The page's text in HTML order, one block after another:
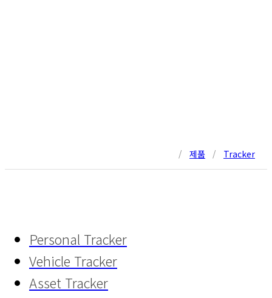
/ 제품 / Tracker
Personal Tracker
Vehicle Tracker
Asset Tracker